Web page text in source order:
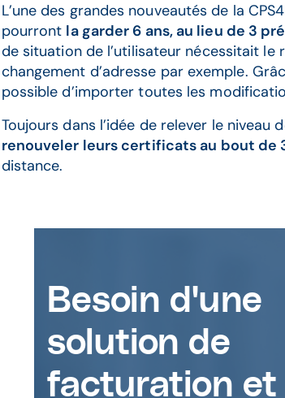
L’une des grandes nouveautés de la
pourront la garder 6 ans, au lieu de 3
de situation de l’utilisateur nécessitait
changement d’adresse par exemple.
possible d’importer toutes les
Toujours dans l’idée de relever le
renouveler leurs certificats au bout de
distance.
Besoin d'une
solution de
facturation et